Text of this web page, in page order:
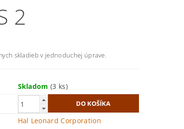
2
skladieb v jednoduchej úprave.
Skladom(3 ks)
Hal Leonard Corporation